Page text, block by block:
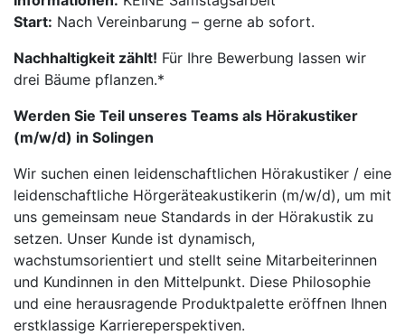
Start: Nach Vereinbarung – gerne ab sofort.
Nachhaltigkeit zählt! Für Ihre Bewerbung lassen wir
drei Bäume pflanzen.*
Werden Sie Teil unseres Teams als Hörakustiker
(m/w/d) in Solingen
Wir suchen einen leidenschaftlichen Hörakustiker / eine
leidenschaftliche Hörgeräteakustikerin (m/w/d), um mit
uns gemeinsam neue Standards in der Hörakustik zu
setzen. Unser Kunde ist dynamisch,
wachstumsorientiert und stellt seine Mitarbeiterinnen
und Kundinnen in den Mittelpunkt. Diese Philosophie
und eine herausragende Produktpalette eröffnen Ihnen
erstklassige Karriereperspektiven.